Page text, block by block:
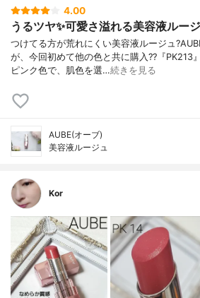
4.00
うるツヤ✨可愛さ溢れる美容液ルー
つけてる方が荒れにくい美容液ルージュ
が、今回初めて他の色と共に購入??『PK213
ピンク色で、肌色を選…続きを見る
AUBE(オーブ)
美容液ルージュ
Kor